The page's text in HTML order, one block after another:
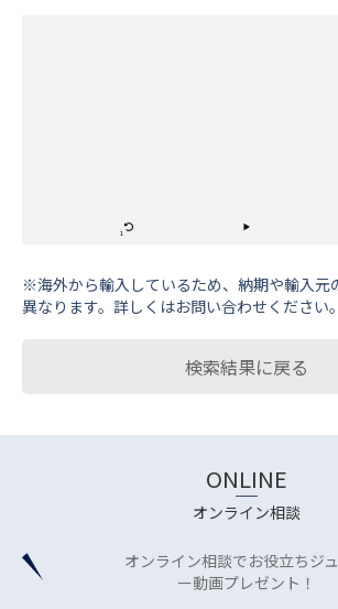
※海外から輸⼊しているため、納期や輸⼊元
異なります。詳しくはお問い合わせください。
検索結果に戻る
ONLINE
オンライン相談
オンライン相談でお役立ちジ
ー動画プレゼント！